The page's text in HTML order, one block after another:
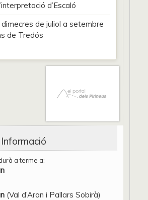
d’Escaló
de juliol a setembre
de Tredós
a terme a:
(Val d’Aran i Pallars Sobirà)